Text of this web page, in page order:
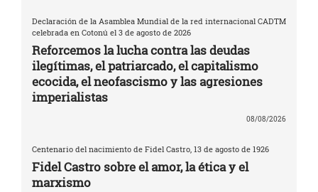
Declaración de la Asamblea Mundial de la red internacional CADTM
celebrada en Cotonú el 3 de agosto de 2026
Reforcemos la lucha contra las deudas
ilegítimas, el patriarcado, el capitalismo
ecocida, el neofascismo y las agresiones
imperialistas
08/08/2026
Centenario del nacimiento de Fidel Castro, 13 de agosto de 1926
Fidel Castro sobre el amor, la ética y el
marxismo